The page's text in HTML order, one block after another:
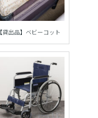
【貸出品】ベビーコット